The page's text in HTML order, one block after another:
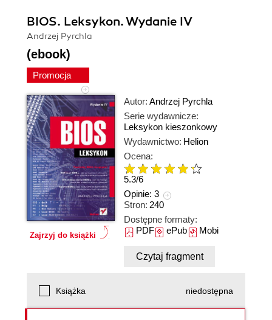
BIOS. Leksykon. Wydanie IV
Andrzej Pyrchla
(ebook)
Promocja
Zajrzyj do książki
Autor: Andrzej Pyrchla
Serie wydawnicze:
Leksykon kieszonkowy
Wydawnictwo: Helion
Ocena:
5.3/6
Opinie: 3
Stron: 240
Dostępne formaty:
PDFePubMobi
Czytaj fragment
Książka niedostępna